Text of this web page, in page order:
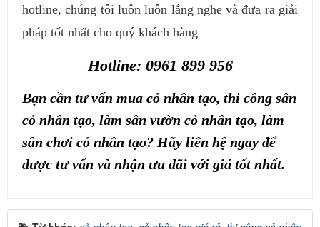
hotline, chúng tôi luôn luôn lắng nghe và đưa ra giải
pháp tốt nhất cho quý khách hàng
Hotline: 0961 899 956
Bạn cần tư vấn mua cỏ nhân tạo, thi công sân
cỏ nhân tạo, làm sân vườn cỏ nhân tạo, làm
sân chơi cỏ nhân tạo? Hãy liên hệ ngay để
được tư vấn và nhận ưu đãi với giá tốt nhất.